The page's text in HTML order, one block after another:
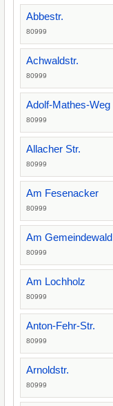
Abbestr.
80999
Achwaldstr.
80999
Adolf-Mathes-Weg
80999
Allacher Str.
80999
Am Fesenacker
80999
Am Gemeindewald
80999
Am Lochholz
80999
Anton-Fehr-Str.
80999
Arnoldstr.
80999